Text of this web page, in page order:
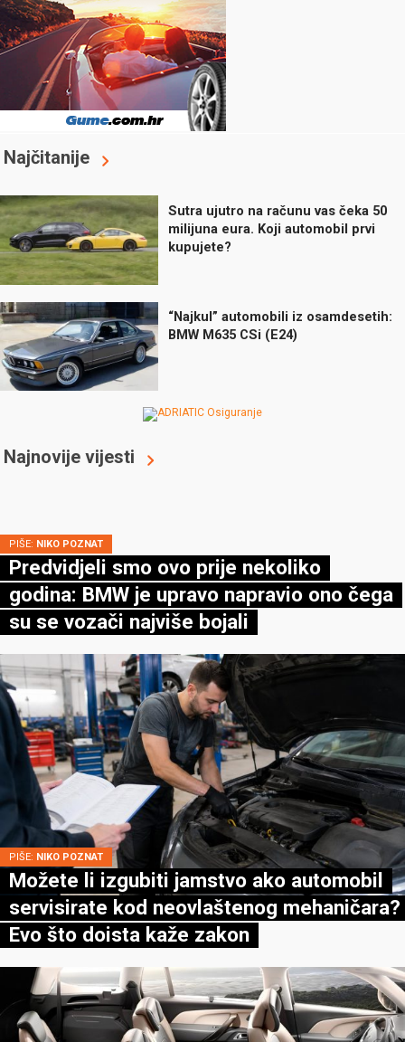
Najčitanije
Sutra ujutro na računu vas čeka 50
milijuna eura. Koji automobil prvi
kupujete?
“Najkul” automobili iz osamdesetih:
BMW M635 CSi (E24)
Najnovije vijesti
PIŠE: NIKO POZNAT
Predvidjeli smo ovo prije nekoliko
godina: BMW je upravo napravio ono čega
su se vozači najviše bojali
PIŠE: NIKO POZNAT
Možete li izgubiti jamstvo ako automobil
servisirate kod neovlaštenog mehaničara?
Evo što doista kaže zakon